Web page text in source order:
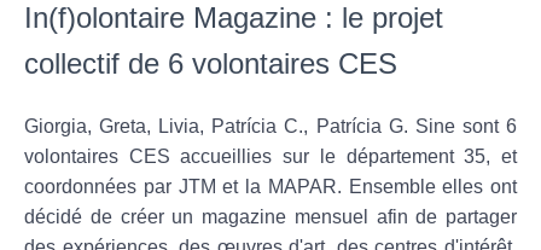
In(f)olontaire Magazine : le projet
collectif de 6 volontaires CES
Giorgia, Greta, Livia, Patrícia C., Patrícia G. Sine sont 6
volontaires CES accueillies sur le département 35, et
coordonnées par JTM et la MAPAR. Ensemble elles ont
décidé de créer un magazine mensuel afin de partager